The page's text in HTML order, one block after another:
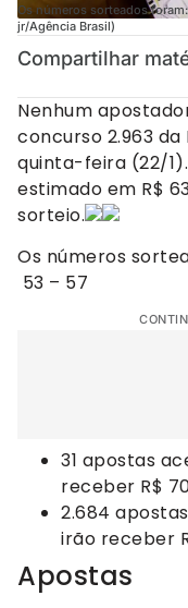
Os números sorteados
jr/Agência Brasil)
Compartilhar
Nenhum
concurso 2.963
quinta-feira (22/
estimado em R$
sorteio.
Os números
53 – 57
31 apostas
receber R$
2.684
irão receber
Apostas